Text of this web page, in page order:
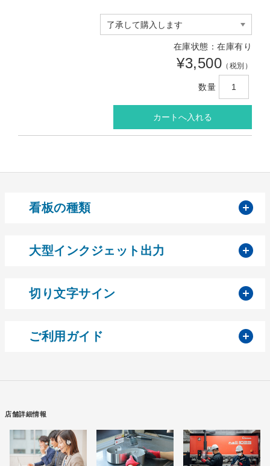
在庫状態：在庫有り
¥3,500 （税別）
数量
看板の種類
大型インクジェット出力
切り文字サイン
ご利用ガイド
店舗詳細情報